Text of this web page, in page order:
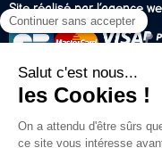
Site réalisé par l’agence